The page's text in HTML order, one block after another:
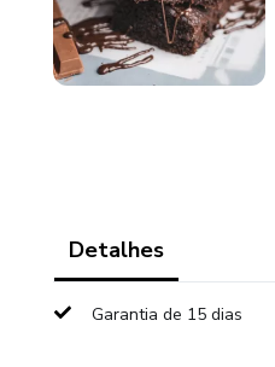
Detalhes
Garantia de 15 dias